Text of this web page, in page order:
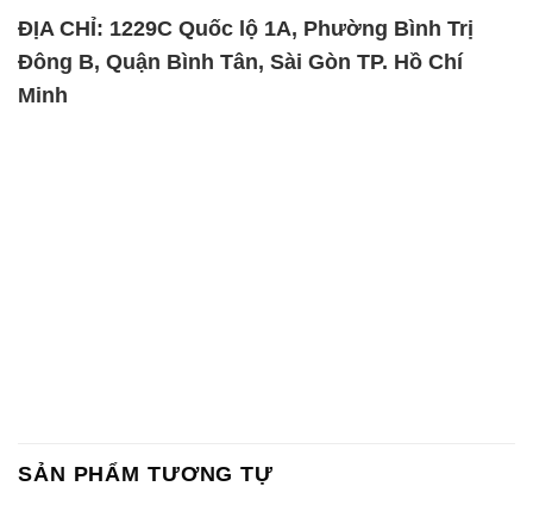
ĐỊA CHỈ: 1229C Quốc lộ 1A, Phường Bình Trị
Đông B, Quận Bình Tân, Sài Gòn TP. Hồ Chí
Minh
SẢN PHẨM TƯƠNG TỰ